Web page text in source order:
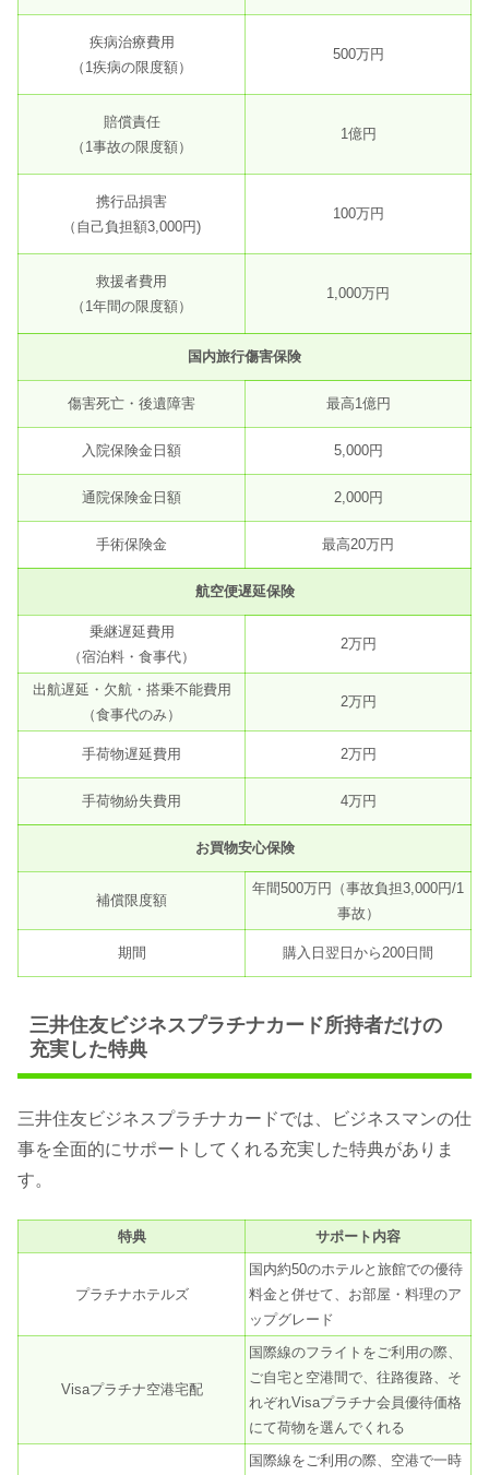
疾病治療費用
（1疾病の限度額）
500万円
賠償責任
（1事故の限度額）
1億円
携行品損害
（自己負担額3,000円)
100万円
救援者費用
（1年間の限度額）
1,000万円
国内旅行傷害保険
傷害死亡・後遺障害 最高1億円
入院保険金日額 5,000円
通院保険金日額 2,000円
手術保険金 最高20万円
航空便遅延保険
乗継遅延費用
（宿泊料・食事代）
2万円
出航遅延・欠航・搭乗不能費用
（食事代のみ）
2万円
手荷物遅延費用 2万円
手荷物紛失費用 4万円
お買物安心保険
補償限度額
年間500万円（事故負担3,000円/1
事故）
期間 購入日翌日から200日間
三井住友ビジネスプラチナカード所持者だけの
充実した特典
三井住友ビジネスプラチナカードでは、ビジネスマンの仕
事を全面的にサポートしてくれる充実した特典がありま
す。
特典 サポート内容
プラチナホテルズ
国内約50のホテルと旅館での優待
料金と併せて、お部屋・料理のア
ップグレード
Visaプラチナ空港宅配
国際線のフライトをご利用の際、
ご自宅と空港間で、往路復路、そ
れぞれVisaプラチナ会員優待価格
にて荷物を選んでくれる
国際線をご利用の際、空港で一時